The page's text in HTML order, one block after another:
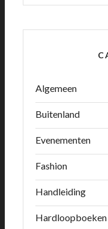
Algemeen
Buitenland
Evenementen
Fashion
Handleiding
Hardloopboeken